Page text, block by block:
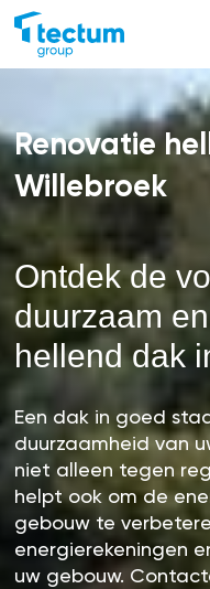
Renovatie
Willebroek
Ontdek de
duurzaam
hellend dak
Een dak in goed
duurzaamheid van
niet alleen tegen
helpt ook om de
gebouw te
energierekeningen
uw gebouw.